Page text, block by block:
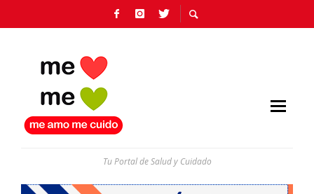
Tu Portal de Salud y Cuidado